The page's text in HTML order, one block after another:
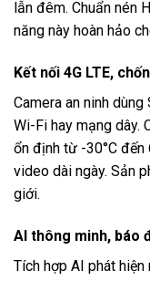
lẫn đêm. Chuẩn nén
năng này hoàn hảo
Kết nối 4G LTE,
Camera an ninh
Wi-Fi hay mạng dây.
ổn định từ -30°C đến
video dài ngày. Sản
giới.
AI thông minh, báo
Tích hợp AI phát